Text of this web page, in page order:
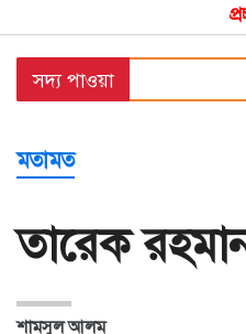
রাজনীতি
বিশ্ব
বাণিজ্য
বিনোদন
খেলাধুলা
ধর্ম
সদ্য পাওয়া
মতামত
তারেক
শামসুল আলম